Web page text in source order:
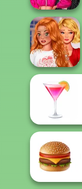
Fashion Wars
Monochrome Vs
Rai...
Bestie To The
Rescue Breakup
P...